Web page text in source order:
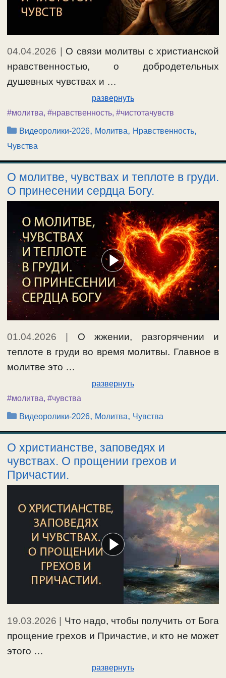
04.04.2026
О связи молитвы с христианской
нравственностью, о добродетельных
душевных чувствах и …
развернуть
#молитва, #нравственность, #чистотачувств
Рубрики
Видеоролики-2026, Молитва, Нравственность,
Чувства
О молитве, чувствах и теплоте в груди.
О принесении сердца Богу.
01.04.2026
О жжении, разгорячении и
теплоте в груди во время молитвы. Главное в
молитве это …
развернуть
#молитва, #чувства
Рубрики
Видеоролики-2026, Молитва, Чувства
О христианстве, заповедях и
чувствах. О прощении грехов и
Причастии.
19.03.2026
Что надо, чтобы получить от Бога
прощение грехов и Причастие, и кто не может
этого …
развернуть